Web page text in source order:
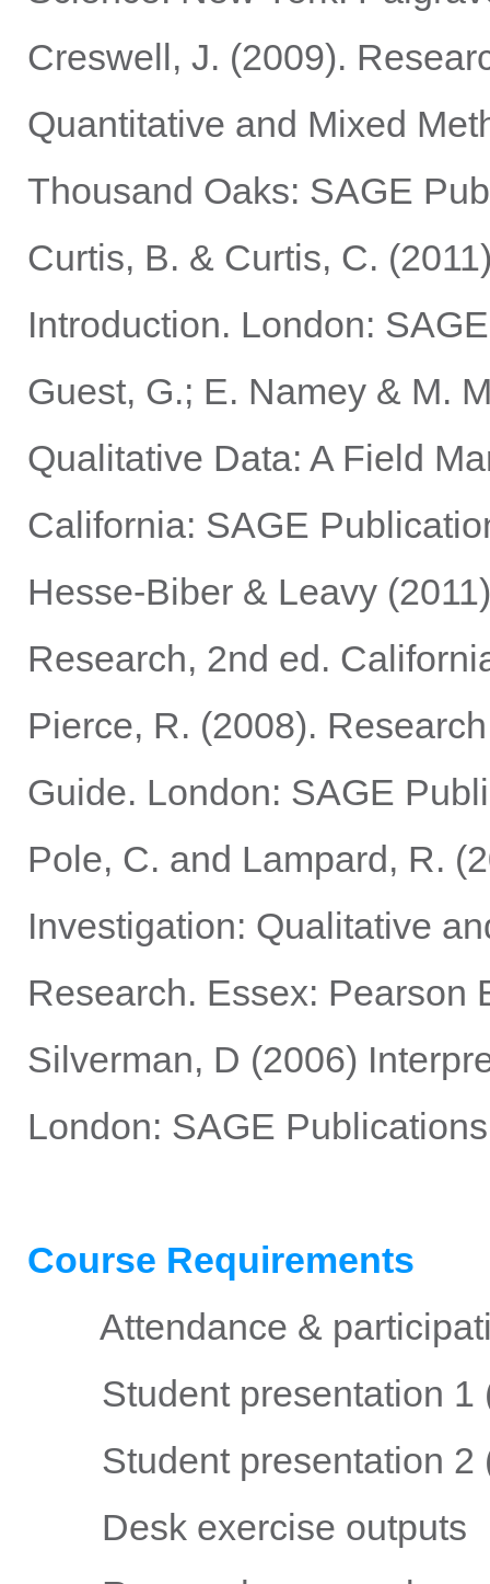
Creswell, J. (2009).
Quantitative and Mixed
Thousand Oaks: SAGE
Curtis, B. & Curtis, C.
Introduction. London:
Guest, G.; E. Namey & M.
Qualitative Data: A Field
California: SAGE
Hesse-Biber & Leavy
Research, 2nd ed.
Pierce, R. (2008).
Guide. London: SAGE
Pole, C. and Lampard, R.
Investigation: Qualitative
Research. Essex: Pearson
Silverman, D (2006)
London: SAGE
Course Requirements
Attendance &
Student presentation
Student presentation
Desk exercise